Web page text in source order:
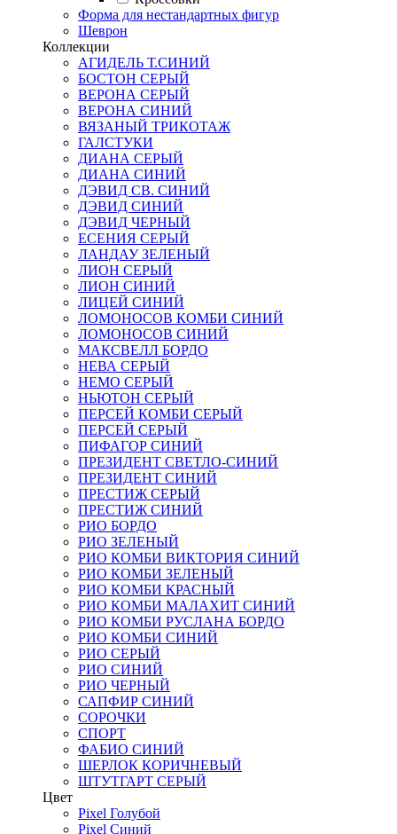
Форма для нестандартных фигур
Шеврон
Коллекции
АГИДЕЛЬ Т.СИНИЙ
БОСТОН СЕРЫЙ
ВЕРОНА СЕРЫЙ
ВЕРОНА СИНИЙ
ВЯЗАНЫЙ ТРИКОТАЖ
ГАЛСТУКИ
ДИАНА СЕРЫЙ
ДИАНА СИНИЙ
ДЭВИД СВ. СИНИЙ
ДЭВИД СИНИЙ
ДЭВИД ЧЕРНЫЙ
ЕСЕНИЯ СЕРЫЙ
ЛАНДАУ ЗЕЛЕНЫЙ
ЛИОН СЕРЫЙ
ЛИОН СИНИЙ
ЛИЦЕЙ СИНИЙ
ЛОМОНОСОВ КОМБИ СИНИЙ
ЛОМОНОСОВ СИНИЙ
МАКСВЕЛЛ БОРДО
НЕВА СЕРЫЙ
НЕМО СЕРЫЙ
НЬЮТОН СЕРЫЙ
ПЕРСЕЙ КОМБИ СЕРЫЙ
ПЕРСЕЙ СЕРЫЙ
ПИФАГОР СИНИЙ
ПРЕЗИДЕНТ СВЕТЛО-СИНИЙ
ПРЕЗИДЕНТ СИНИЙ
ПРЕСТИЖ СЕРЫЙ
ПРЕСТИЖ СИНИЙ
РИО БОРДО
РИО ЗЕЛЕНЫЙ
РИО КОМБИ ВИКТОРИЯ СИНИЙ
РИО КОМБИ ЗЕЛЕНЫЙ
РИО КОМБИ КРАСНЫЙ
РИО КОМБИ МАЛАХИТ СИНИЙ
РИО КОМБИ РУСЛАНА БОРДО
РИО КОМБИ СИНИЙ
РИО СЕРЫЙ
РИО СИНИЙ
РИО ЧЕРНЫЙ
САПФИР СИНИЙ
СОРОЧКИ
СПОРТ
ФАБИО СИНИЙ
ШЕРЛОК КОРИЧНЕВЫЙ
ШТУТГАРТ СЕРЫЙ
Цвет
Pixel Голубой
Pixel Синий